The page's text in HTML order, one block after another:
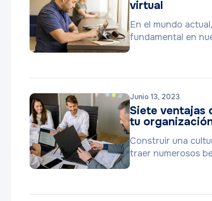
virtual
En el mundo
fundamental en
Junio 13, 2023
Siete ventajas
tu
Construir una
traer numerosos